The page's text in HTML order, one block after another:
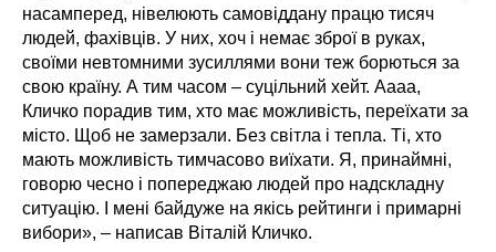
насамперед, нівелюють самовіддану працю тисяч
людей, фахівців. У них, хоч і немає зброї в руках,
своїми невтомними зусиллями вони теж борються за
свою країну. А тим часом – суцільний хейт. Аааа,
Кличко порадив тим, хто має можливість, переїхати за
місто. Щоб не замерзали. Без світла і тепла. Ті, хто
мають можливість тимчасово виїхати. Я, принаймні,
говорю чесно і попереджаю людей про надскладну
ситуацію. І мені байдуже на якісь рейтинги і примарні
вибори», – написав Віталій Кличко.